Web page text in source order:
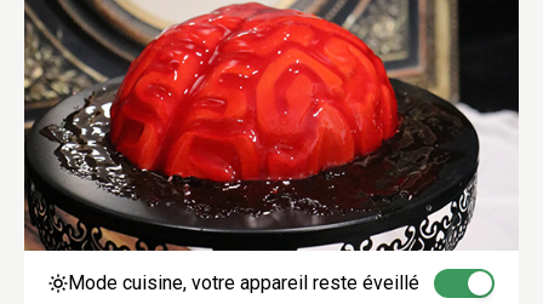
Mode cuisine, votre appareil reste éveillé